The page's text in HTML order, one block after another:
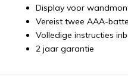
Display voor
Vereist twee AAA-
Volledige instructies
2 jaar garantie